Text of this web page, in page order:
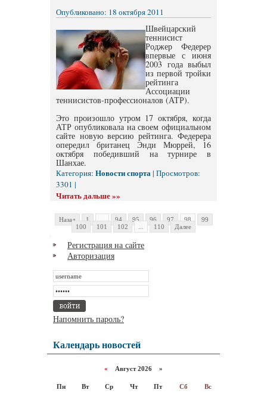
Опубликовано: 18 октября 2011
Швейцарский
теннисист
Роджер Федерер
впервые с июня
2003 года выбыл
из первой тройки
рейтинга
Ассоциации
теннисистов-профессионалов (АТР).
Это произошло утром 17 октября, когда
АТР опубликовала на своем официальном
сайте новую версию рейтинга. Федерера
опередил британец Энди Мюррей, 16
октября победивший на турнире в
Шанхае.
Категория: Новости спорта| Просмотров:
3301 |
Читать дальше »»
Назад 1 ... 94 95 96 97 98
99
100
101 102 110 Далее
Регистрация на сайте
Авторизация
Напомнить пароль?
Календарь новостей
« Август 2026 »
Пн Вт Ср Чт Пт Сб Вс